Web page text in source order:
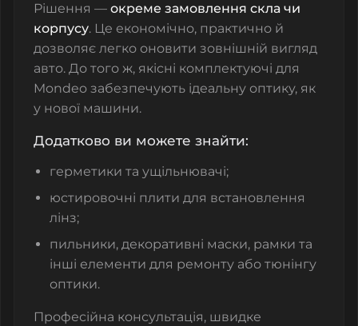
Рішення — окреме замовлення скла чи
корпусу. Це економічно, практично й
дозволяє легко оновити зовнішній вигляд
авто. До того ж, якісні комплектуючі для
Mondeo забезпечують ідеальну оптику, як
у нової машини.
Додатково ви можете знайти:
герметики та ущільнювачі;
юстировочні плити для встановлення
лінз;
пильники, декоративні маски, рамки та
інші елементи для ремонту або тюнінгу
оптики.
Професійна консультація, швидке